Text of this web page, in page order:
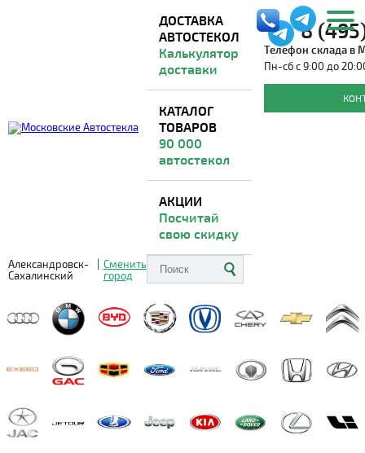
ДОСТАВКА
АВТОСТЕКОЛ
Калькулятор
доставки
КАТАЛОГ
ТОВАРОВ
90 000
автостекол
АКЦИИ
Посчитай
свою скидку
Александровск-
Сахалинский
| Сменить
город
8
Телефон склада в
Пн-сб с 9:00 до
ВО ВСЕ РЕГИОНЫ